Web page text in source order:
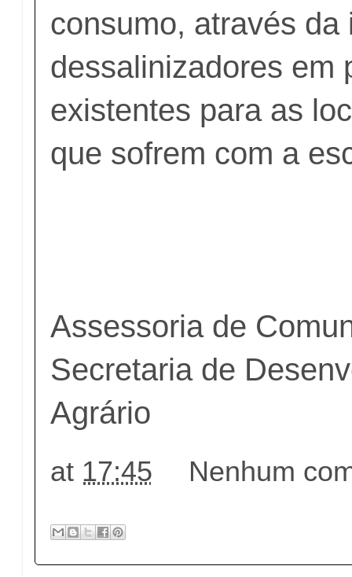
consumo, através da
dessalinizadores em
existentes para as
que sofrem com a
Assessoria de
Secretaria de
Agrário
at 17:45 Nenhum